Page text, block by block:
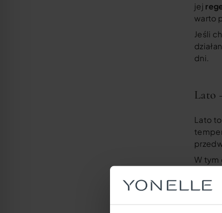
jej
warto
Jeśli
dni.
Lato
Lato
W